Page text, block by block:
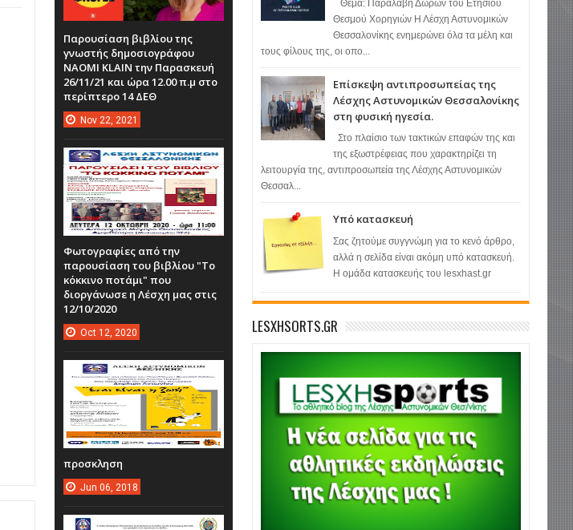
​ Θέμα: Παραλαβή Δώρων του Ετήσιου
Θεσμού Χορηγιών ​Η Λέσχη Αστυνομικών
Θεσσαλονίκης ενημερώνει όλα τα μέλη και
τους φίλους της, οι οπο...
​Επίσκεψη αντιπροσωπείας της
Λέσχης Αστυνομικών Θεσσαλονίκης
στη φυσική ηγεσία.
​Στο πλαίσιο των τακτικών επαφών της και
της εξωστρέφειας που χαρακτηρίζει τη
λειτουργία της, αντιπροσωπεία της Λέσχης Αστυνομικών
Θεσσαλ...
Υπό κατασκευή
Σας ζητούμε συγγνώμη για το κενό άρθρο,
αλλά η σελίδα είναι ακόμη υπό κατασκευή.
Η ομάδα κατασκευής του lesxhast.gr
LESXHSORTS.GR
Παρουσίαση βιβλίου της
γνωστής δημοσιογράφου
NAOMI KLAIN την Παρασκευή
26/11/21 και ώρα 12.00 π.μ στο
περίπτερο 14 ΔΕΘ
Nov 22, 2021
Φωτογραφίες από την
παρουσίαση του βιβλίου "Το
κόκκινο ποτάμι" που
διοργάνωσε η Λέσχη μας στις
12/10/2020
Oct 12, 2020
προσκληση
Jun 06, 2018